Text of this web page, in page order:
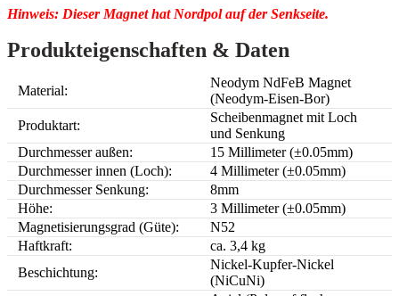
Hinweis: Dieser Magnet hat Nordpol auf der Senkseite.
Produkteigenschaften & Daten
Material:
Neodym NdFeB Magnet
(Neodym-Eisen-Bor)
Produktart:
Scheibenmagnet mit Loch
und Senkung
Durchmesser außen:
15 Millimeter (±0.05mm)
Durchmesser innen (Loch):
4 Millimeter (±0.05mm)
Durchmesser Senkung:
8mm
Höhe:
3 Millimeter (±0.05mm)
Magnetisierungsgrad (Güte):
N52
Haftkraft:
ca. 3,4 kg
Beschichtung:
Nickel-Kupfer-Nickel
(NiCuNi)